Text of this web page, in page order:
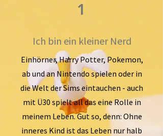
1
Ich bin ein kleiner Nerd
Einhörner, Harry Potter, Pokemon,
ab und an Nintendo spielen oder in
die Welt der Sims eintauchen - auch
mit Ü30 spielt all das eine Rolle in
meinem Leben. Gut so, denn: Ohne
inneres Kind ist das Leben nur halb